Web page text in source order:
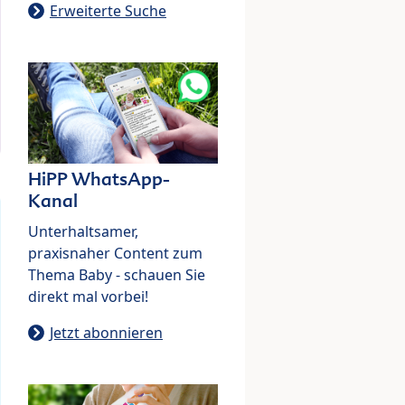
Erweiterte Suche
HiPP WhatsApp-
Kanal
Unterhaltsamer,
praxisnaher Content zum
Thema Baby - schauen Sie
direkt mal vorbei!
Jetzt abonnieren